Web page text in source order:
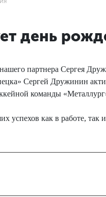
день
партнера Сергея
Сергей Дружинин
команды
успехов как в работе, так